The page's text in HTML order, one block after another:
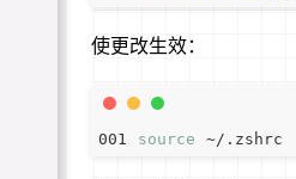
使更改生效：
source